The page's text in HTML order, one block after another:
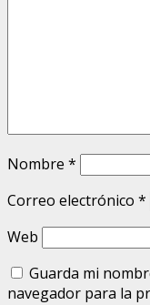
Nombre *
Correo electrónico *
Web
Guarda mi
navegador para la